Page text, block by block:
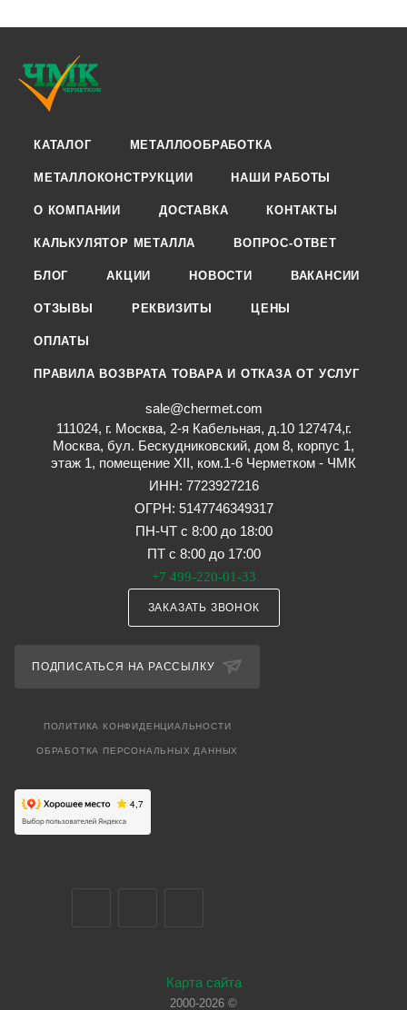
КАТАЛОГ МЕТАЛЛООБРАБОТКА
МЕТАЛЛОКОНСТРУКЦИИ НАШИ РАБОТЫ
О КОМПАНИИ ДОСТАВКА КОНТАКТЫ
КАЛЬКУЛЯТОР МЕТАЛЛА ВОПРОС-ОТВЕТ
БЛОГ АКЦИИ НОВОСТИ ВАКАНСИИ
ОТЗЫВЫ РЕКВИЗИТЫ ЦЕНЫ
ОПЛАТЫ
ПРАВИЛА ВОЗВРАТА ТОВАРА И ОТКАЗА ОТ УСЛУГ
sale@chermet.com
111024, г. Москва, 2-я Кабельная, д.10 127474,г.
Москва, бул. Бескудниковский, дом 8, корпус 1,
этаж 1, помещение XII, ком.1-6 Черметком - ЧМК
ИНН: 7723927216
ОГРН: 5147746349317
ПН-ЧТ с 8:00 до 18:00
ПТ с 8:00 до 17:00
+7 499-220-01-33
ЗАКАЗАТЬ ЗВОНОК
ПОДПИСАТЬСЯ НА РАССЫЛКУ
ПОЛИТИКА КОНФИДЕНЦИАЛЬНОСТИ
ОБРАБОТКА ПЕРСОНАЛЬНЫХ ДАННЫХ
Карта сайта
2000-2026 ©